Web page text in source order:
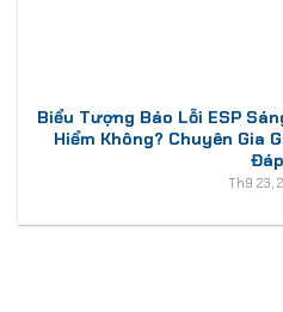
Biểu Tượng Báo Lỗi ESP
Hiểm Không? Chuyên Gia
Đáp
Th9 23,